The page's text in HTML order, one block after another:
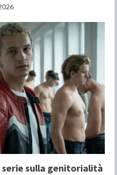
serie sulla genitorialità